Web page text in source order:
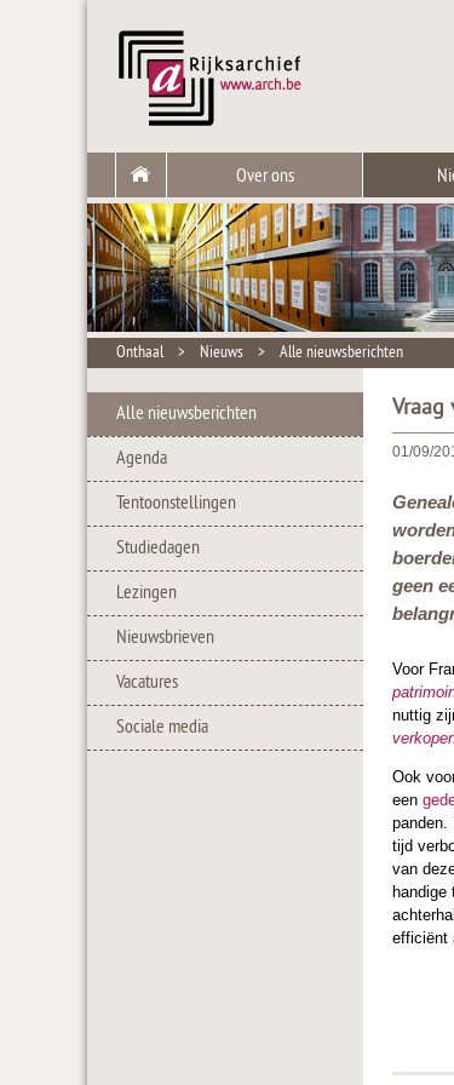
Over ons
Onthaal > Nieuws > Alle nieuwsberichten
Alle nieuwsberichten
Agenda
Tentoonstellingen
Studiedagen
Lezingen
Nieuwsbrieven
Vacatures
Sociale media
Vraag
01/09/
geen
Voor
nuttig
Ook
een
panden.
tijd
van
efficiënt